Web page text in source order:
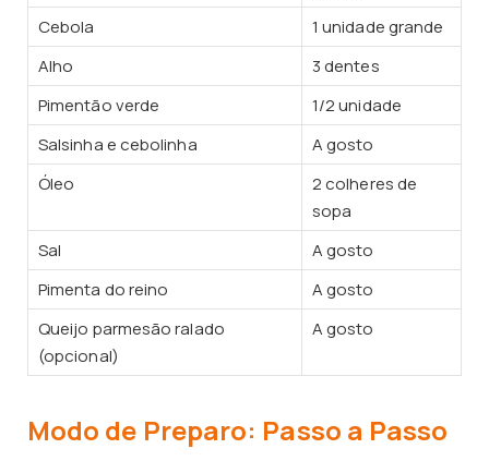
Cebola
1 unidade grande
Alho
3 dentes
Pimentão verde
1/2 unidade
Salsinha e cebolinha
A gosto
Óleo
2 colheres de
sopa
Sal
A gosto
Pimenta do reino
A gosto
Queijo parmesão ralado
(opcional)
A gosto
Modo de Preparo: Passo a Passo